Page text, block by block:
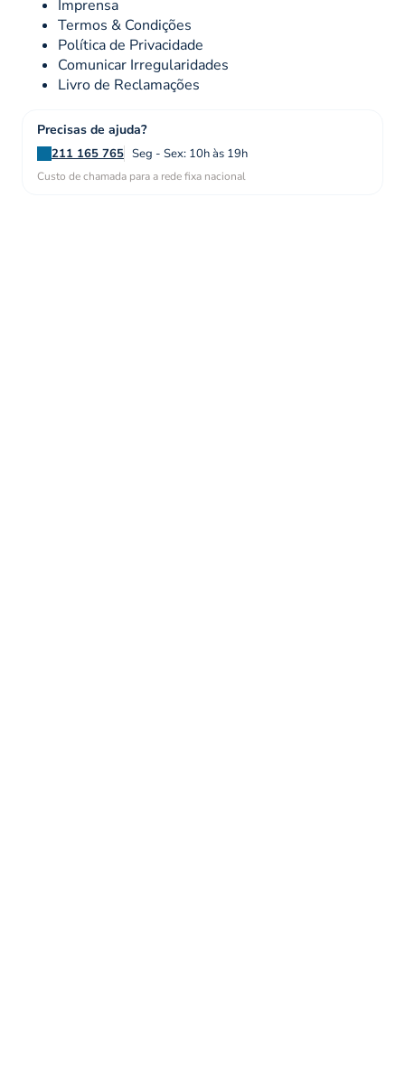
Imprensa
Termos & Condições
Política de Privacidade
Comunicar Irregularidades
Livro de Reclamações
Precisas de ajuda?
211 165 765 Seg - Sex: 10h às 19h
Custo de chamada para a rede fixa nacional